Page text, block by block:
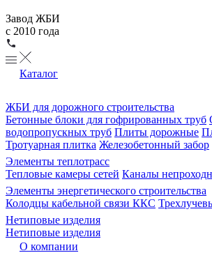
Завод ЖБИ
с 2010 года
Каталог
ЖБИ для дорожного строительства
Бетонные блоки для гофрированных труб
водопропускных труб Плиты дорожные
Тротуарная плитка Железобетонный забор
Элементы теплотрасс
Тепловые камеры сетей Каналы
Элементы энергетического строительства
Колодцы кабельной связи ККС
Нетиповые изделия
Нетиповые изделия
О компании